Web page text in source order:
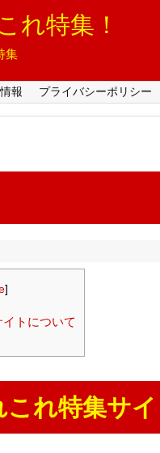
れ特集！
集
報 プライバシーポリシー
]
トについて
れ特集サ